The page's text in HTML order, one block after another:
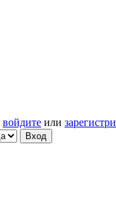
войдите или